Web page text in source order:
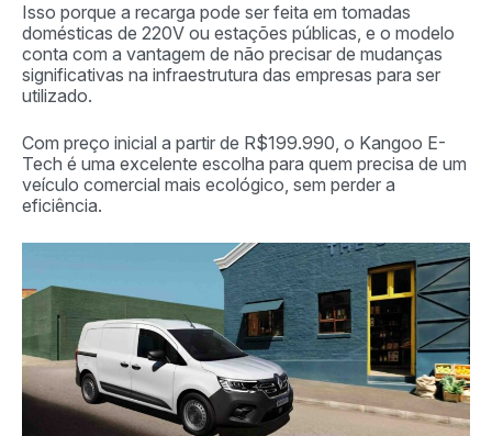
Isso porque a recarga pode ser feita em tomadas
domésticas de 220V ou estações públicas, e o modelo
conta com a vantagem de não precisar de mudanças
significativas na infraestrutura das empresas para ser
utilizado.
Com preço inicial a partir de R$199.990, o Kangoo E-
Tech é uma excelente escolha para quem precisa de um
veículo comercial mais ecológico, sem perder a
eficiência.